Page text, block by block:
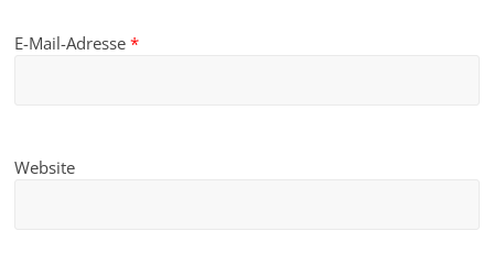
E-Mail-Adresse*
Website